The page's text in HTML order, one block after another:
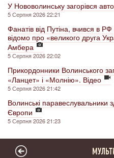
У Нововолинську загорівся
5 Серпня 2026 22:21
Фанатів від Путіна, вчився в
відомо про «великого друга
Амбера
5 Серпня 2026 22:02
Прикордонники Волинського
«Ланцет» і «Молнію». Відео
5 Серпня 2026 21:42
Волинські паравеслувальники
Європи
5 Серпня 2026 21:23